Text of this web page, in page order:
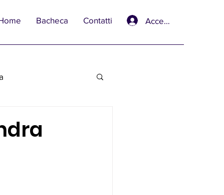
Bacheca Contatti Accedi